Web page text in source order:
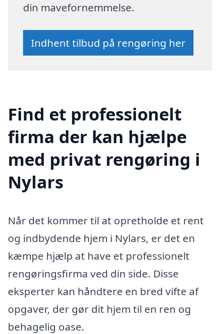
din mavefornemmelse.
Indhent tilbud på rengøring her
Find et professionelt
firma der kan hjælpe
med privat rengøring i
Nylars
Når det kommer til at opretholde et rent
og indbydende hjem i Nylars, er det en
kæmpe hjælp at have et professionelt
rengøringsfirma ved din side. Disse
eksperter kan håndtere en bred vifte af
opgaver, der gør dit hjem til en ren og
behagelig oase.